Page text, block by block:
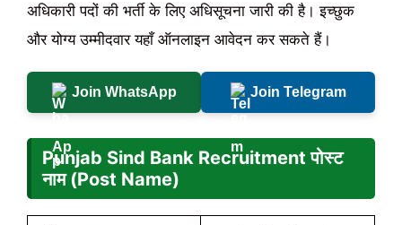
अधिकारी पदों की भर्ती के लिए अधिसूचना जारी की है। इच्छुक
और योग्य उम्मीदवार यहाँ ऑनलाइन आवेदन कर सकते हैं।
Join WhatsApp Join Telegram
Punjab Sind Bank Recruitment पोस्ट
नाम (Post Name)